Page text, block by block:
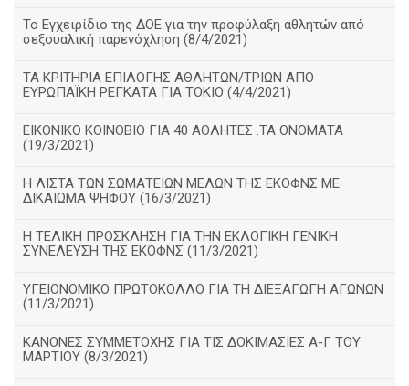
Το Εγχειρίδιο της ΔΟΕ για την προφύλαξη αθλητών από
σεξουαλική παρενόχληση (8/4/2021)
ΤΑ ΚΡΙΤΗΡΙΑ ΕΠΙΛΟΓΗΣ ΑΘΛΗΤΩΝ/ΤΡΙΩΝ ΑΠΟ
ΕΥΡΩΠΑΪΚΗ ΡΕΓΚΑΤΑ ΓΙΑ ΤΟΚΙΟ (4/4/2021)
ΕΙΚΟΝΙΚΟ ΚΟΙΝΟΒΙΟ ΓΙΑ 40 ΑΘΛΗΤΕΣ .ΤΑ ΟΝΟΜΑΤΑ
(19/3/2021)
Η ΛΙΣΤΑ ΤΩΝ ΣΩΜΑΤΕΙΩΝ ΜΕΛΩΝ ΤΗΣ ΕΚΟΦΝΣ ΜΕ
ΔΙΚΑΙΩΜΑ ΨΗΦΟΥ (16/3/2021)
Η ΤΕΛΙΚΗ ΠΡΟΣΚΛΗΣΗ ΓΙΑ ΤΗΝ ΕΚΛΟΓΙΚΗ ΓΕΝΙΚΗ
ΣΥΝΕΛΕΥΣΗ ΤΗΣ ΕΚΟΦΝΣ (11/3/2021)
ΥΓΕΙΟΝΟΜΙΚΟ ΠΡΩΤΟΚΟΛΛΟ ΓΙΑ ΤΗ ΔΙΕΞΑΓΩΓΗ ΑΓΩΝΩΝ
(11/3/2021)
ΚΑΝΟΝΕΣ ΣΥΜΜΕΤΟΧΗΣ ΓΙΑ ΤΙΣ ΔΟΚΙΜΑΣΙΕΣ Α-Γ ΤΟΥ
ΜΑΡΤΙΟΥ (8/3/2021)